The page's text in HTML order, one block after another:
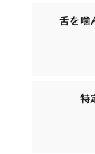
舌を噛
特